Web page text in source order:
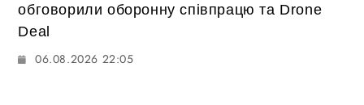
обговорили оборонну співпрацю та Drone
Deal
06.08.2026 22:05